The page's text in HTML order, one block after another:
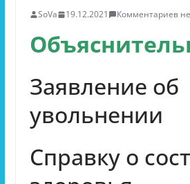
SoVa 19.12.2021 Комментариев
Заявление об
увольнении
Справку о